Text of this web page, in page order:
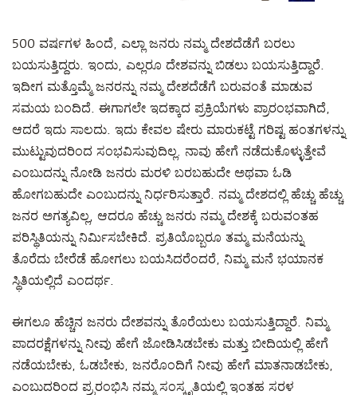
500 ವರ್ಷಗಳ ಹಿಂದೆ, ಎಲ್ಲಾ ಜನರು ನಮ್ಮ ದೇಶದೆಡೆಗೆ ಬರಲು
ಬಯಸುತ್ತಿದ್ದರು. ಇಂದು, ಎಲ್ಲರೂ ದೇಶವನ್ನು ಬಿಡಲು ಬಯಸುತ್ತಿದ್ದಾರೆ.
ಇದೀಗ ಮತ್ತೊಮ್ಮೆ ಜನರನ್ನು ನಮ್ಮ ದೇಶದೆಡೆಗೆ ಬರುವಂತೆ ಮಾಡುವ
ಸಮಯ ಬಂದಿದೆ. ಈಗಾಗಲೇ ಇದಕ್ಕಾದ ಪ್ರಕ್ರಿಯೆಗಳು ಪ್ರಾರಂಭವಾಗಿದೆ,
ಆದರೆ ಇದು ಸಾಲದು. ಇದು ಕೇವಲ ಷೇರು ಮಾರುಕಟ್ಟೆ ಗರಿಷ್ಟ ಹಂತಗಳನ್ನು
ಮುಟ್ಟುವುದರಿಂದ ಸಂಭವಿಸುವುದಿಲ್ಲ. ನಾವು ಹೇಗೆ ನಡೆದುಕೊಳ್ಳುತ್ತೇವೆ
ಎಂಬುದನ್ನು ನೋಡಿ ಜನರು ಮರಳಿ ಬರಬಹುದೇ ಅಥವಾ ಓಡಿ
ಹೋಗಬಹುದೇ ಎಂಬುದನ್ನು ನಿರ್ಧರಿಸುತ್ತಾರೆ. ನಮ್ಮ ದೇಶದಲ್ಲಿ ಹೆಚ್ಚು ಹೆಚ್ಚು
ಜನರ ಅಗತ್ಯವಿಲ್ಲ, ಆದರೂ ಹೆಚ್ಚು ಜನರು ನಮ್ಮ ದೇಶಕ್ಕೆ ಬರುವಂತಹ
ಪರಿಸ್ಥಿತಿಯನ್ನು ನಿರ್ಮಿಸಬೇಕಿದೆ. ಪ್ರತಿಯೊಬ್ಬರೂ ತಮ್ಮ ಮನೆಯನ್ನು
ತೊರೆದು ಬೇರೆಡೆ ಹೋಗಲು ಬಯಸಿದರೆಂದರೆ, ನಿಮ್ಮ ಮನೆ ಭಯಾನಕ
ಸ್ಥಿತಿಯಲ್ಲಿದೆ ಎಂದರ್ಥ.
ಈಗಲೂ ಹೆಚ್ಚಿನ ಜನರು ದೇಶವನ್ನು ತೊರೆಯಲು ಬಯಸುತ್ತಿದ್ದಾರೆ. ನಿಮ್ಮ
ಪಾದರಕ್ಷೆಗಳನ್ನು ನೀವು ಹೇಗೆ ಜೋಡಿಸಿಡಬೇಕು ಮತ್ತು ಬೀದಿಯಲ್ಲಿ ಹೇಗೆ
ನಡೆಯಬೇಕು, ಓಡಬೇಕು, ಜನರೊಂದಿಗೆ ನೀವು ಹೇಗೆ ಮಾತನಾಡಬೇಕು,
ಎಂಬುದರಿಂದ ಪ್ರ್ರರಂಭಿಸಿ ನಮ್ಮ ಸಂಸ್ಕೃತಿಯಲ್ಲಿ ಇಂತಹ ಸರಳ